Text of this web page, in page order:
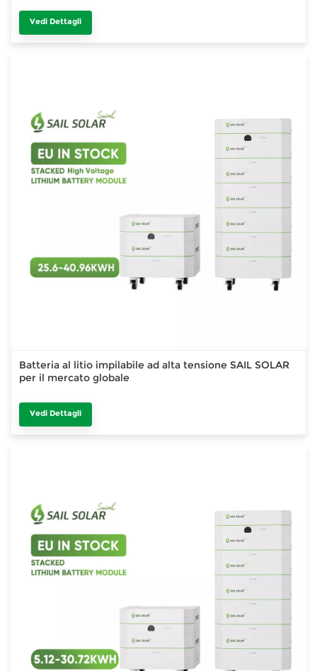
Vedi Dettagli
Batteria al litio impilabile ad alta tensione SAIL SOLAR
per il mercato globale
Vedi Dettagli